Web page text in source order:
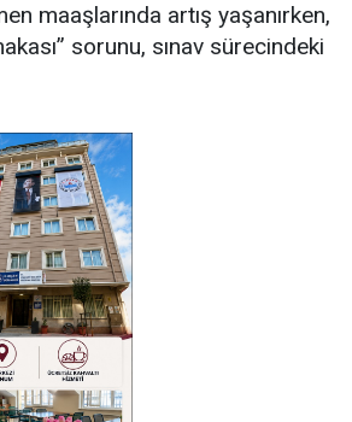
maaşlarında artış yaşanırken,
sorunu, sınav sürecindeki